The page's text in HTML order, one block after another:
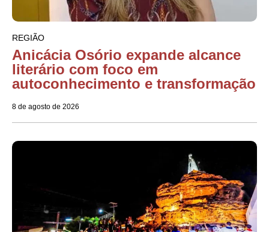
REGIÃO
Anicácia Osório expande alcance
literário com foco em
autoconhecimento e transformação
8 de agosto de 2026